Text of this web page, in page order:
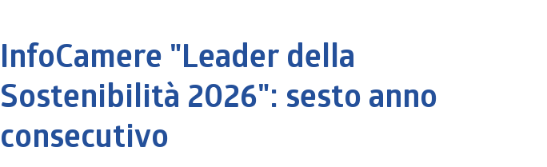
InfoCamere "Leader della
Sostenibilità 2026": sesto anno
consecutivo